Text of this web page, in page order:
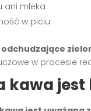
ani mleka
w piciu
w procesie
kawa